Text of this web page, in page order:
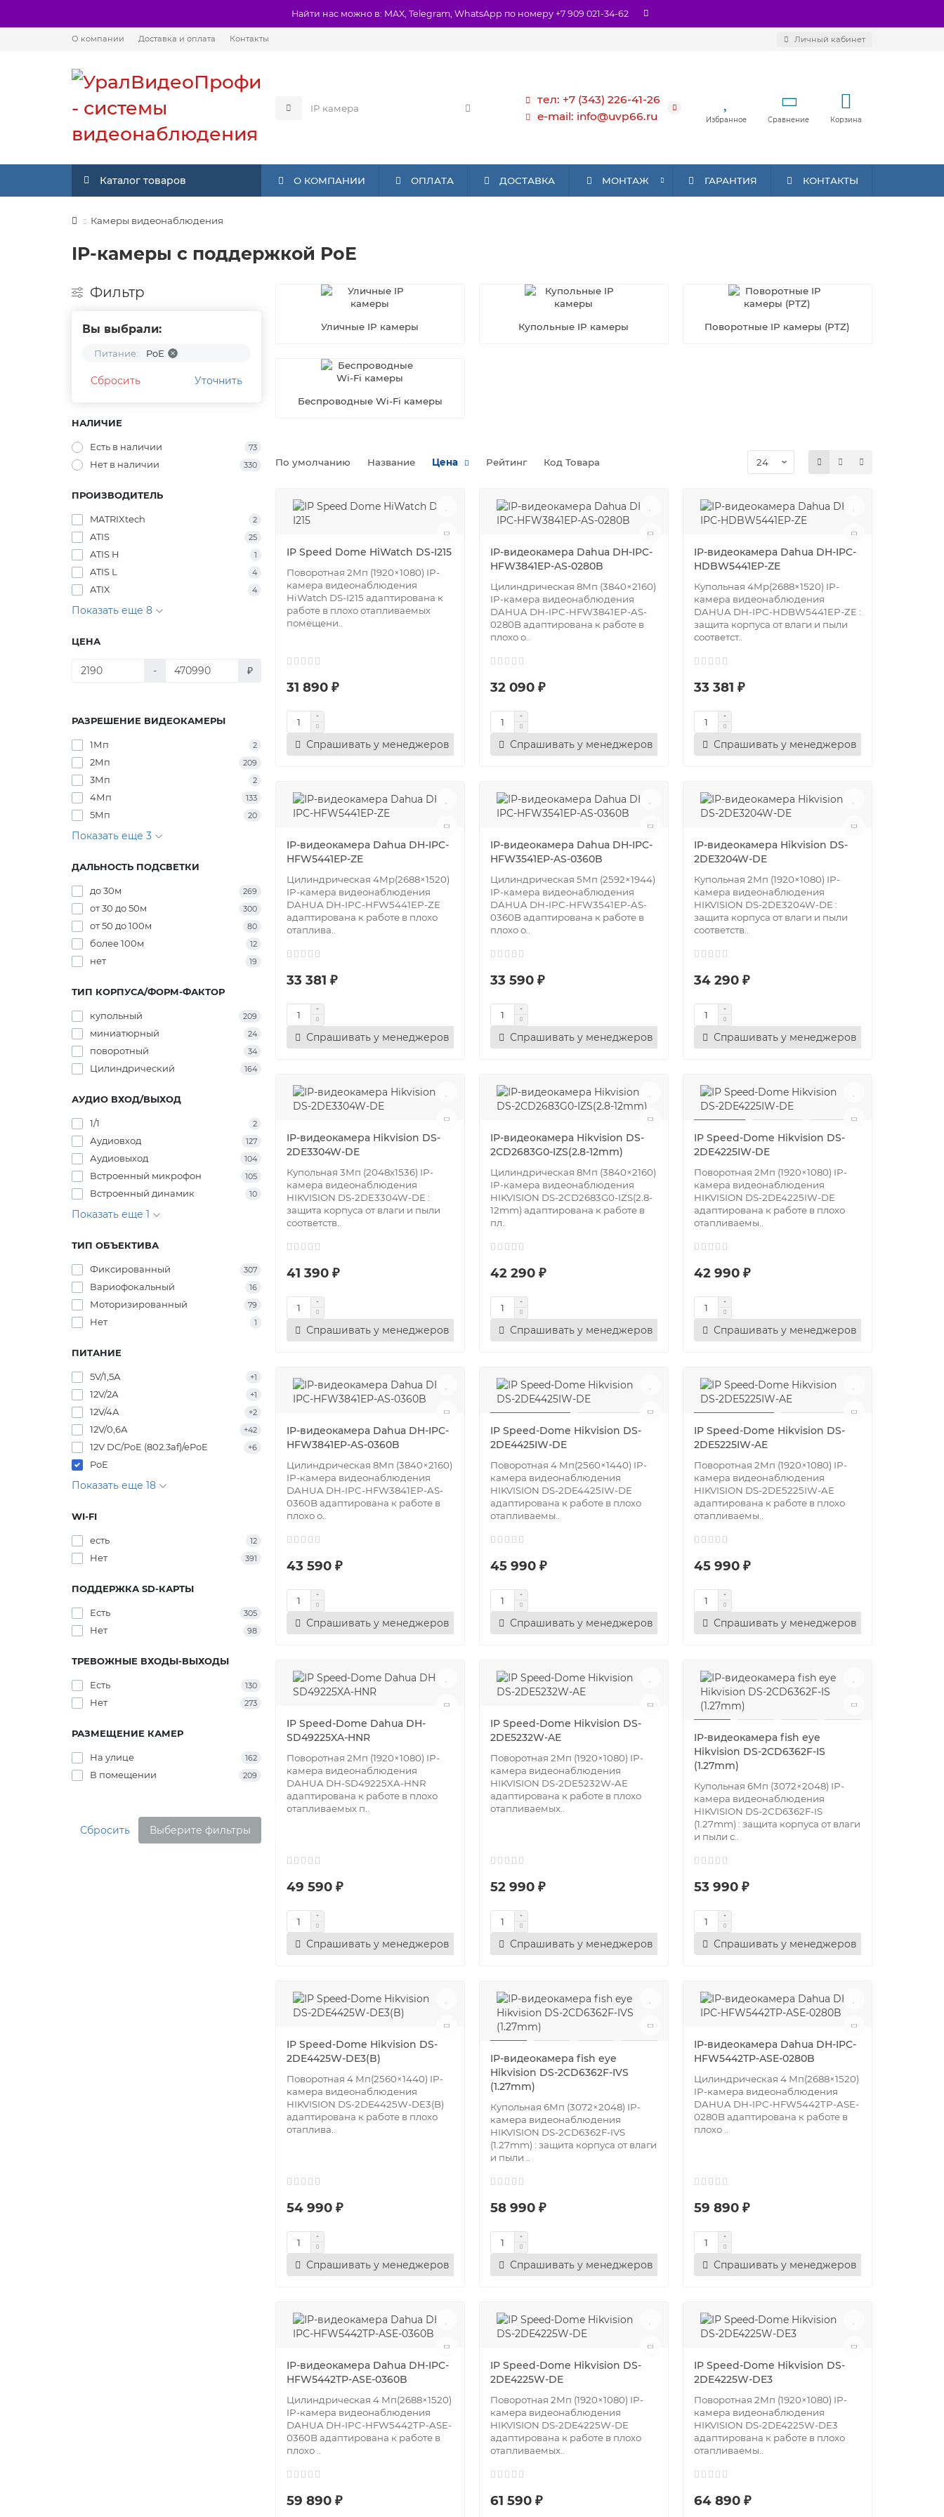
Найти нас можно в: MAX, Telegram, WhatsApp по номеру +7 909 021-34-62
О компании Доставка и оплата Контакты Личный кабинет
тел: +7 (343) 226-41-26
e-mail: info@uvp66.ru
Избранное Сравнение Корзина
Каталог товаров О КОМПАНИИ ОПЛАТА ДОСТАВКА МОНТАЖ ГАРАНТИЯ КОНТАКТЫ
Камеры видеонаблюдения
IP-камеры с поддержкой PoE
Фильтр
Вы выбрали:
Питание: PoE
Сбросить Уточнить
НАЛИЧИЕ
Есть в наличии 73
Нет в наличии 330
ПРОИЗВОДИТЕЛЬ
MATRIXtech 2
ATIS 25
ATIS H 1
ATIS L 4
ATIX 4
Показать еще 8
ЦЕНА
- ₽
РАЗРЕШЕНИЕ ВИДЕОКАМЕРЫ
1Мп 2
2Мп 209
3Мп 2
4Мп 133
5Мп 20
Показать еще 3
ДАЛЬНОСТЬ ПОДСВЕТКИ
до 30м 269
от 30 до 50м 300
от 50 до 100м 80
более 100м 12
нет 19
ТИП КОРПУСА/ФОРМ-ФАКТОР
купольный 209
миниатюрный 24
поворотный 34
Цилиндрический 164
АУДИО ВХОД/ВЫХОД
1/1 2
Аудиовход 127
Аудиовыход 104
Встроенный микрофон 105
Встроенный динамик 10
Показать еще 1
ТИП ОБЪЕКТИВА
Фиксированный 307
Вариофокальный 16
Моторизированный 79
Нет 1
ПИТАНИЕ
5V/1,5А +1
12V/2А +1
12V/4А +2
12V/0,6А +42
12V DC/PoE (802.3af)/ePoE +6
PoE
Показать еще 18
WI-FI
есть 12
Нет 391
ПОДДЕРЖКА SD-КАРТЫ
Есть 305
Нет 98
ТРЕВОЖНЫЕ ВХОДЫ-ВЫХОДЫ
Есть 130
Нет 273
РАЗМЕЩЕНИЕ КАМЕР
На улице 162
В помещении 209
Сбросить Выберите фильтры
Уличные IP камеры Купольные IP камеры Поворотные IP камеры (PTZ)
Беспроводные Wi-Fi камеры
По умолчанию Название Цена Рейтинг Код Товара
IP Speed Dome HiWatch DS-I215
Поворотная 2Мп (1920×1080) IP-
камера видеонаблюдения
HiWatch DS-I215 адаптирована к
работе в плохо отапливаемых
помещени..
31 890 ₽
Спрашивать у менеджеров
IP-видеокамера Dahua DH-IPC-
HFW3841EP-AS-0280B
Цилиндрическая 8Мп (3840×2160)
IP-камера видеонаблюдения
DAHUA DH-IPC-HFW3841EP-AS-
0280B адаптирована к работе в
плохо о..
32 090 ₽
Спрашивать у менеджеров
IP-видеокамера Dahua DH-IPC-
HDBW5441EP-ZE
Купольная 4Mр(2688×1520) IP-
камера видеонаблюдения
DAHUA DH-IPC-HDBW5441EP-ZE :
защита корпуса от влаги и пыли
соответст..
33 381 ₽
Спрашивать у менеджеров
IP-видеокамера Dahua DH-IPC-
HFW5441EP-ZE
Цилиндрическая 4Mр(2688×1520)
IP-камера видеонаблюдения
DAHUA DH-IPC-HFW5441EP-ZE
адаптирована к работе в плохо
отаплива..
33 381 ₽
Спрашивать у менеджеров
IP-видеокамера Dahua DH-IPC-
HFW3541EP-AS-0360B
Цилиндрическая 5Мп (2592×1944)
IP-камера видеонаблюдения
DAHUA DH-IPC-HFW3541EP-AS-
0360B адаптирована к работе в
плохо о..
33 590 ₽
Спрашивать у менеджеров
IP-видеокамера Hikvision DS-
2DE3204W-DE
Купольная 2Мп (1920×1080) IP-
камера видеонаблюдения
HIKVISION DS-2DE3204W-DE :
защита корпуса от влаги и пыли
соответств..
34 290 ₽
Спрашивать у менеджеров
IP-видеокамера Hikvision DS-
2DE3304W-DE
Купольная 3Мп (2048х1536) IP-
камера видеонаблюдения
HIKVISION DS-2DE3304W-DE :
защита корпуса от влаги и пыли
соответств..
41 390 ₽
Спрашивать у менеджеров
IP-видеокамера Hikvision DS-
2CD2683G0-IZS(2.8-12mm)
Цилиндрическая 8Мп (3840×2160)
IP-камера видеонаблюдения
HIKVISION DS-2CD2683G0-IZS(2.8-
12mm) адаптирована к работе в
пл..
42 290 ₽
Спрашивать у менеджеров
IP Speed-Dome Hikvision DS-
2DE4225IW-DE
Поворотная 2Мп (1920×1080) IP-
камера видеонаблюдения
HIKVISION DS-2DE4225IW-DE
адаптирована к работе в плохо
отапливаемы..
42 990 ₽
Спрашивать у менеджеров
IP-видеокамера Dahua DH-IPC-
HFW3841EP-AS-0360B
Цилиндрическая 8Мп (3840×2160)
IP-камера видеонаблюдения
DAHUA DH-IPC-HFW3841EP-AS-
0360B адаптирована к работе в
плохо о..
43 590 ₽
Спрашивать у менеджеров
IP Speed-Dome Hikvision DS-
2DE4425IW-DE
Поворотная 4 Мп(2560×1440) IP-
камера видеонаблюдения
HIKVISION DS-2DE4425IW-DE
адаптирована к работе в плохо
отапливаемы..
45 990 ₽
Спрашивать у менеджеров
IP Speed-Dome Hikvision DS-
2DE5225IW-AE
Поворотная 2Мп (1920×1080) IP-
камера видеонаблюдения
HIKVISION DS-2DE5225IW-AE
адаптирована к работе в плохо
отапливаемы..
45 990 ₽
Спрашивать у менеджеров
IP Speed-Dome Dahua DH-
SD49225XA-HNR
Поворотная 2Мп (1920×1080) IP-
камера видеонаблюдения
DAHUA DH-SD49225XA-HNR
адаптирована к работе в плохо
отапливаемых п..
49 590 ₽
Спрашивать у менеджеров
IP Speed-Dome Hikvision DS-
2DE5232W-AE
Поворотная 2Мп (1920×1080) IP-
камера видеонаблюдения
HIKVISION DS-2DE5232W-AE
адаптирована к работе в плохо
отапливаемых..
52 990 ₽
Спрашивать у менеджеров
IP-видеокамера fish eye
Hikvision DS-2CD6362F-IS
(1.27mm)
Купольная 6Мп (3072×2048) IP-
камера видеонаблюдения
HIKVISION DS-2CD6362F-IS
(1.27mm) : защита корпуса от влаги
и пыли с..
53 990 ₽
Спрашивать у менеджеров
IP Speed-Dome Hikvision DS-
2DE4425W-DE3(B)
Поворотная 4 Мп(2560×1440) IP-
камера видеонаблюдения
HIKVISION DS-2DE4425W-DE3(B)
адаптирована к работе в плохо
отаплива..
54 990 ₽
Спрашивать у менеджеров
IP-видеокамера fish eye
Hikvision DS-2CD6362F-IVS
(1.27mm)
Купольная 6Мп (3072×2048) IP-
камера видеонаблюдения
HIKVISION DS-2CD6362F-IVS
(1.27mm) : защита корпуса от влаги
и пыли ..
58 990 ₽
Спрашивать у менеджеров
IP-видеокамера Dahua DH-IPC-
HFW5442TP-ASE-0280B
Цилиндрическая 4 Мп(2688×1520)
IP-камера видеонаблюдения
DAHUA DH-IPC-HFW5442TP-ASE-
0280B адаптирована к работе в
плохо ..
59 890 ₽
Спрашивать у менеджеров
IP-видеокамера Dahua DH-IPC-
HFW5442TP-ASE-0360B
Цилиндрическая 4 Мп(2688×1520)
IP-камера видеонаблюдения
DAHUA DH-IPC-HFW5442TP-ASE-
0360B адаптирована к работе в
плохо ..
59 890 ₽
IP Speed-Dome Hikvision DS-
2DE4225W-DE
Поворотная 2Мп (1920×1080) IP-
камера видеонаблюдения
HIKVISION DS-2DE4225W-DE
адаптирована к работе в плохо
отапливаемых..
61 590 ₽
IP Speed-Dome Hikvision DS-
2DE4225W-DE3
Поворотная 2Мп (1920×1080) IP-
камера видеонаблюдения
HIKVISION DS-2DE4225W-DE3
адаптирована к работе в плохо
отапливаемы..
64 890 ₽